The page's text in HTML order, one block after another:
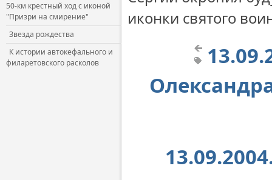
50-км крестный ход с иконой
"Призри на смирение"
Звезда рождества
К истории автокефального и
филаретовского расколов
иконки святого